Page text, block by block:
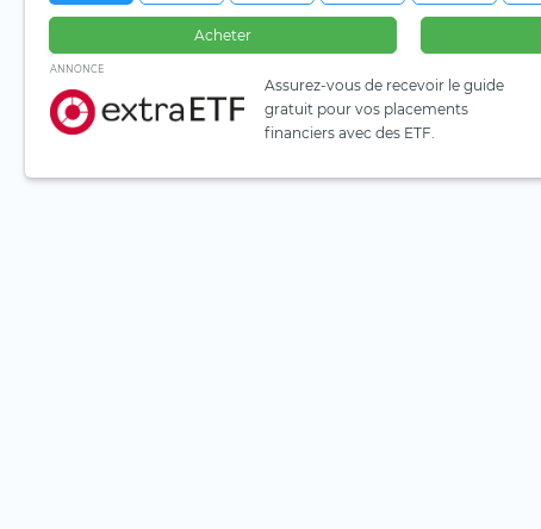
Acheter
ANNONCE
Assurez-vous de recevoir le guide
gratuit pour vos placements
financiers avec des ETF.